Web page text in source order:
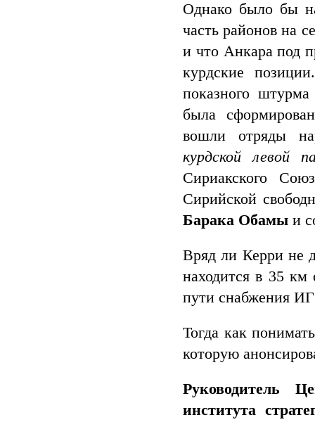
Однако было бы
часть районов на
и что Анкара под
курдские
показного
была
вошли отряды
курдской левой
Сириакского
Сирийской
Барака Обамы и
Вряд ли Керри не
находится в 35 км
пути снабжения
Тогда как
которую
Руководитель
института